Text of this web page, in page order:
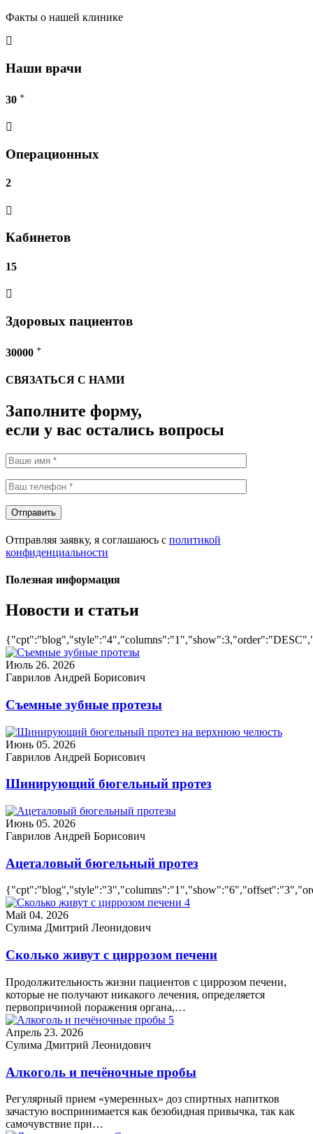
Факты о нашей клинике
Наши врачи
30 +
Операционных
2
Кабинетов
15
Здоровых пациентов
30000 +
СВЯЗАТЬСЯ С НАМИ
Заполните форму,
если у вас остались вопросы
Отправить
Отправляя заявку, я соглашаюсь с политикой
конфиденциальности
Полезная информация
Новости и статьи
Июль 26. 2026
Гаврилов Андрей Борисович
Съемные зубные протезы
Июнь 05. 2026
Гаврилов Андрей Борисович
Шинирующий бюгельный протез
Июнь 05. 2026
Гаврилов Андрей Борисович
Ацеталовый бюгельный протез
Май 04. 2026
Сулима Дмитрий Леонидович
Сколько живут с циррозом печени
Продолжительность жизни пациентов с циррозом печени,
которые не получают никакого лечения, определяется
первопричиной поражения органа,…
Апрель 23. 2026
Сулима Дмитрий Леонидович
Алкоголь и печёночные пробы
Регулярный прием «умеренных» доз спиртных напитков
зачастую воспринимается как безобидная привычка, так как
самочувствие при…